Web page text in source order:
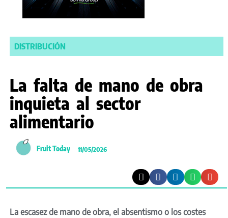
DISTRIBUCIÓN
La falta de mano de obra
inquieta al sector
alimentario
Fruit Today 11/05/2026
La escasez de mano de obra, el absentismo o los costes